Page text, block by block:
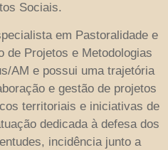
Sociais.
em Pastoralidade e
de Projetos e Metodologias
AM e possui uma trajetória
e gestão de projetos
territoriais e iniciativas de
dedicada à defesa dos
incidência junto a